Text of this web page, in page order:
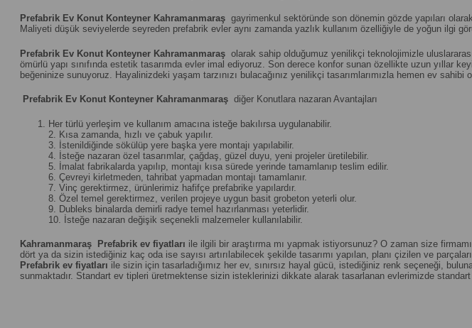
Prefabrik Ev Konut Konteyner Kahramanmaraş gayrimenkul sektöründe son dönemin gözde yapıları
Maliyeti düşük seviyelerde seyreden prefabrik evler aynı zamanda yazlık kullanım özelliğiyle de yoğun ilgi
Prefabrik Ev Konut Konteyner Kahramanmaraş olarak sahip olduğumuz yenilikçi teknolojimizle
ömürlü yapı sınıfında estetik tasarımda evler imal ediyoruz. Son derece konfor sunan özellikte uzun yıllar
beğeninize sunuyoruz. Hayalinizdeki yaşam tarzınızı bulacağınız yenilikçi tasarımlarımızla hemen ev
Prefabrik Ev Konut Konteyner Kahramanmaraş diğer Konutlara nazaran Avantajları
Her türlü yerleşim ve kullanım amacına isteğe bakılırsa uygulanabilir.
2. Kısa zamanda, hızlı ve çabuk yapılır.
3. İstenildiğinde sökülüp yere başka yere montajı yapılabilir.
4. İsteğe nazaran özel tasarımlar, çağdaş, güzel duyu, yeni projeler üretilebilir.
5. İmalat fabrikalarda yapılıp, montajı kısa sürede yerinde tamamlanıp teslim edilir.
6. Çevreyi kirletmeden, tahribat yapmadan montajı tamamlanır.
7. Vinç gerektirmez, ürünlerimiz hafifçe prefabrike yapılardır.
8. Özel temel gerektirmez, verilen projeye uygun basit grobeton yeterli olur.
9. Dubleks binalarda demirli radye temel hazırlanması yeterlidir.
10. İsteğe nazaran değişik seçenekli malzemeler kullanılabilir.
Kahramanmaraş Prefabrik ev fiyatları ile ilgili bir araştırma mı yapmak istiyorsunuz? O zaman size
dört ya da sizin istediğiniz kaç oda ise sayısı artırılabilecek şekilde tasarımı yapılan, planı çizilen ve
Prefabrik ev fiyatları ile sizin için tasarladığımız her ev, sınırsız hayal gücü, istediğiniz renk seçeneği,
sunmaktadır. Standart ev tipleri üretmektense sizin isteklerinizi dikkate alarak tasarlanan evlerimizde